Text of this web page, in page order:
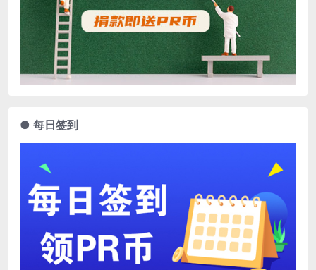
● 每日签到